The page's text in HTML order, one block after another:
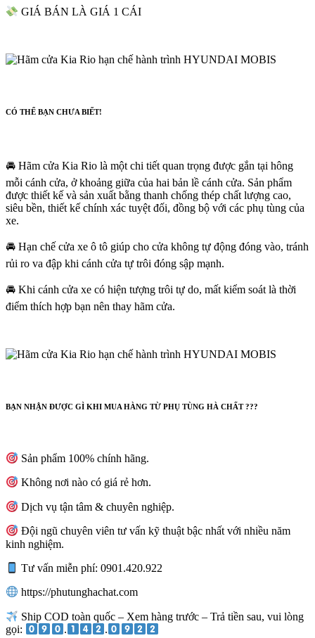
GIÁ BÁN LÀ GIÁ 1 CÁI
CÓ THỂ BẠN CHƯA BIẾT!
🚘 Hãm cửa Kia Rio là một chi tiết quan trọng được gắn tại hông
mỗi cánh cửa, ở khoảng giữa của hai bản lề cánh cửa. Sản phẩm
được thiết kế và sản xuất bằng thanh chống thép chất lượng cao,
siêu bền, thiết kế chính xác tuyệt đối, đồng bộ với các phụ tùng của
xe.
🚘 Hạn chế cửa xe ô tô giúp cho cửa không tự động đóng vào, tránh
rủi ro va đập khi cánh cửa tự trôi đóng sập mạnh.
🚘 Khi cánh cửa xe có hiện tượng trôi tự do, mất kiểm soát là thời
điểm thích hợp bạn nên thay hãm cửa.
BẠN NHẬN ĐƯỢC GÌ KHI MUA HÀNG TỪ PHỤ TÙNG HÀ CHẤT ???
Sản phẩm 100% chính hãng.
Không nơi nào có giá rẻ hơn.
Dịch vụ tận tâm & chuyên nghiệp.
Đội ngũ chuyên viên tư vấn kỹ thuật bậc nhất với nhiều năm
kinh nghiệm.
Tư vấn miễn phí: 0901.420.922
https://phutunghachat.com
Ship COD toàn quốc – Xem hàng trước – Trả tiền sau, vui lòng
gọi:
. .